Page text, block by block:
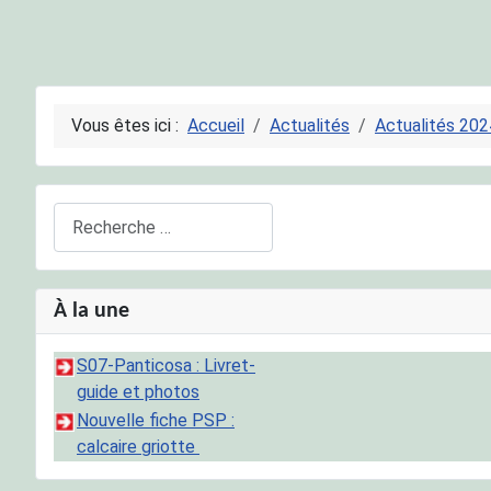
Vous êtes ici : Accueil Actualités Actualités
À la une
S07-Panticosa : Livret-
guide et photos
Nouvelle fiche PSP :
calcaire griotte